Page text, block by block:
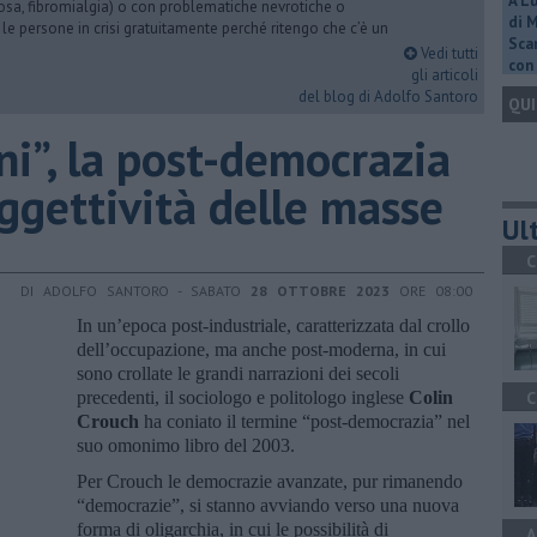
fibromialgia) o con problematiche nevrotiche o
persone in crisi gratuitamente perché ritengo che c’è un
Vedi tutti
gli articoli
del blog di Adolfo Santoro
la post-democrazia
delle masse
DI ADOLFO SANTORO - SABATO 28 OTTOBRE 2023 ORE 08:00
In un’epoca post-industriale, caratterizzata dal crollo
dell’occupazione, ma anche post-moderna, in cui
sono crollate le grandi narrazioni dei secoli
precedenti, il sociologo e politologo inglese Colin
Crouch ha coniato il termine “post-democrazia” nel
suo omonimo libro del 2003.
Per Crouch le democrazie avanzate, pur rimanendo
“democrazie”, si stanno avviando verso una nuova
forma di oligarchia, in cui le possibilità di
di
QUI